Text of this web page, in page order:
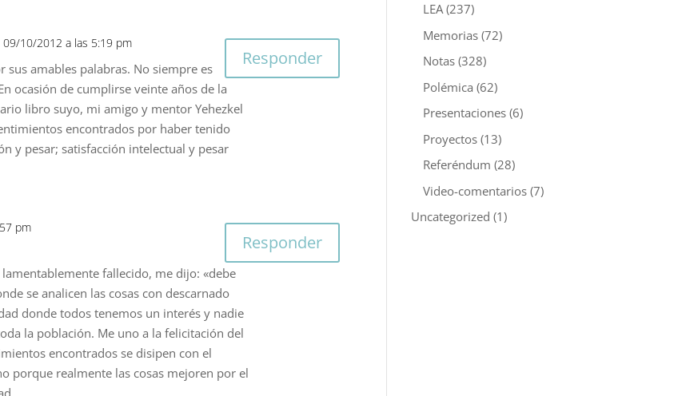
09/10/2012 a las 5:19 pm
sus amables palabras. No siempre es
ocasión de cumplirse veinte años de la
libro suyo, mi amigo y mentor Yehezkel
encontrados por haber tenido
y pesar; satisfacción intelectual y pesar
Responder
pm
fallecido, me dijo: «debe
se analicen las cosas con descarnado
donde todos tenemos un interés y nadie
la población. Me uno a la felicitación del
encontrados se disipen con el
porque realmente las cosas mejoren por el
Responder
LEA(237)
Memorias (72)
Notas (328)
Polémica (62)
Presentaciones (6)
Proyectos (13)
Referéndum (28)
Video-comentarios (7)
Uncategorized (1)